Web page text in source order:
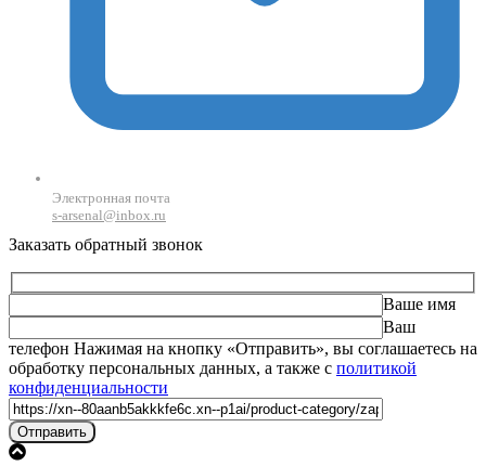
Электронная почта
s-arsenal@inbox.ru
Заказать обратный звонок
Ваше имя
Ваш
телефон Оставьте это поле пустым.
Нажимая на кнопку «Отправить», вы соглашаетесь на
обработку персональных данных, а также с политикой
конфиденциальности